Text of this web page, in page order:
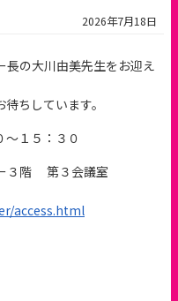
2026年7月18日
長の大川由美先生をお迎え
ちしています。
１５：３０
３階 第３会議室
access.html